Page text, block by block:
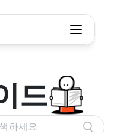
드
하세요